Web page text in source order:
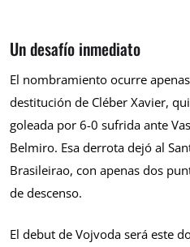
Un desafío inmediato
El nombramiento ocurre
destitución de Cléber Xavier,
goleada por 6-0 sufrida ante
Belmiro. Esa derrota dejó al
Brasileirao, con apenas dos
de descenso.
El debut de Vojvoda será este